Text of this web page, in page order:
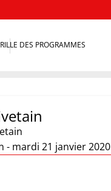
DES PROGRAMMES
- mardi 21 janvier 2020